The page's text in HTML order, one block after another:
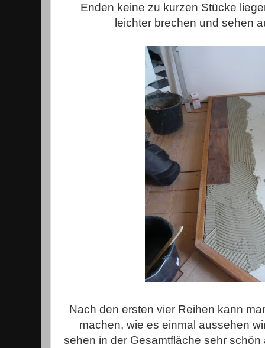
Enden keine zu kurzen Stücke
leichter brechen und sehen
Nach den ersten vier Reihen kann
machen, wie es einmal aussehen
sehen in der Gesamtfläche sehr